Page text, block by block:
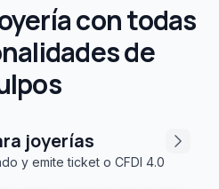
con todas
de
joyerías
y emite ticket o CFDI 4.0